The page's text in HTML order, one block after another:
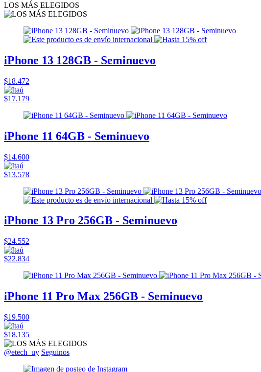
LOS MÁS ELEGIDOS
iPhone 13 128GB - Seminuevo
$18.472
$17.179
iPhone 11 64GB - Seminuevo
$14.600
$13.578
iPhone 13 Pro 256GB - Seminuevo
$24.552
$22.834
iPhone 11 Pro Max 256GB - Seminuevo
$19.500
$18.135
@etech_uy Seguinos